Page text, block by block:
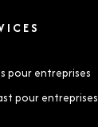
pour entreprises
pour entreprises